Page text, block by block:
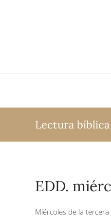
Lectura bíblica
EDD.
Miércoles de la